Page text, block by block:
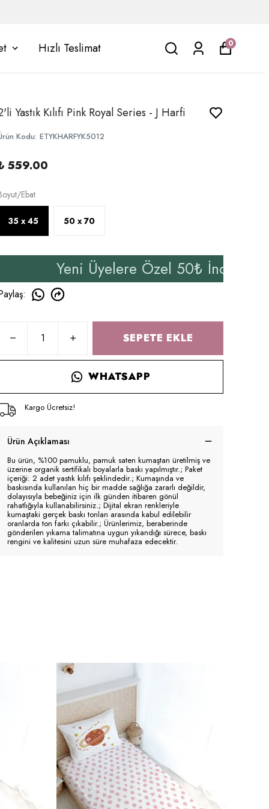
Hızlı Teslimat 0
Yastık Kılıfı Pink Royal Series - J Harfi
Kodu: ETYKHARFYK5012
559.00
Ebat
35 x 45 50 x 70
Yeni Üyelere Özel 50₺ İndirim
:
SEPETE EKLE
WHATSAPP
Kargo Ücretsiz!
Ürün Açıklaması
Bu ürün, %100 pamuklu, pamuk saten kumaştan üretilmiş ve
üzerine organik sertifikalı boyalarla baskı yapılmıştır.; Paket
içeriği: 2 adet yastık kılıfı şeklindedir.; Kumaşında ve
baskısında kullanılan hiç bir madde sağlığa zararlı değildir,
dolayısıyla bebeğiniz için ilk günden itibaren gönül
rahatlığıyla kullanabilirsiniz.; Dijital ekran renkleriyle
kumaştaki gerçek baskı tonları arasında kabul edilebilir
oranlarda ton farkı çıkabilir.; Ürünlerimiz, beraberinde
gönderilen yıkama talimatına uygun yıkandığı sürece, baskı
rengini ve kalitesini uzun süre muhafaza edecektir.